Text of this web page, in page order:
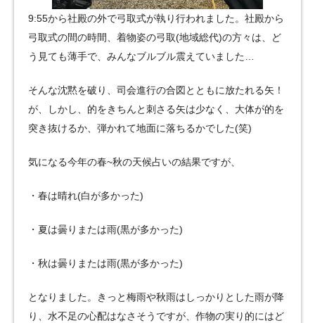
9:55から社殿の外で弓取式が執り行われました。社殿から
弓取式の間の時間、着物姿の弓取(地域総代)の方々は、ど
う見ても薄手で、みんなブルブル震えていました…
そんな沈黙を破り、司会進行の合図とともに放たれる矢！
が、しかし、的をきちんと刺さる矢は少なく、大体が的を
突き抜けるか、弾かれて地面に落ちるかでした(笑)
気になる今年の春~秋の天候占いの結果ですが、
・春は晴れ(白が多かった)
・夏は曇りまたは雨(黒が多かった)
・秋は曇りまたは雨(黒が多かった)
となりました。きっと梅雨や秋雨はしっかりとした雨が降
り、水不足の心配はなさそうですが、作物の実り的にはど